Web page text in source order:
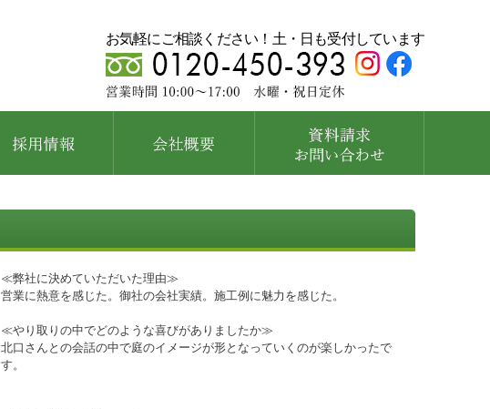
お気軽にご相談ください！土・日も受付しています
≪弊社に決めていただいた理由≫
営業に熱意を感じた。御社の会社実績。施工例に魅力を感じた。
≪やり取りの中でどのような喜びがありましたか≫
北口さんとの会話の中で庭のイメージが形となっていくのが楽しかったで
す。